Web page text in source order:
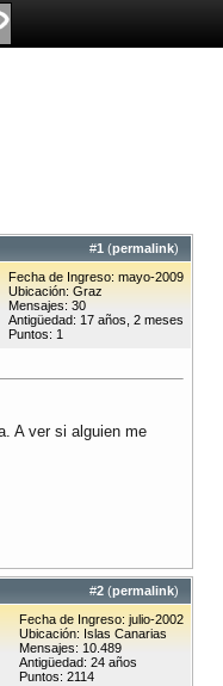
#1 (permalink)
Fecha de Ingreso: mayo-2009
Ubicación: Graz
Mensajes: 30
Antigüedad: 17 años, 2 meses
Puntos: 1
A ver si alguien me
#2 (permalink)
Fecha de Ingreso: julio-2002
Ubicación: Islas Canarias
Mensajes: 10.489
Antigüedad: 24 años
Puntos: 2114